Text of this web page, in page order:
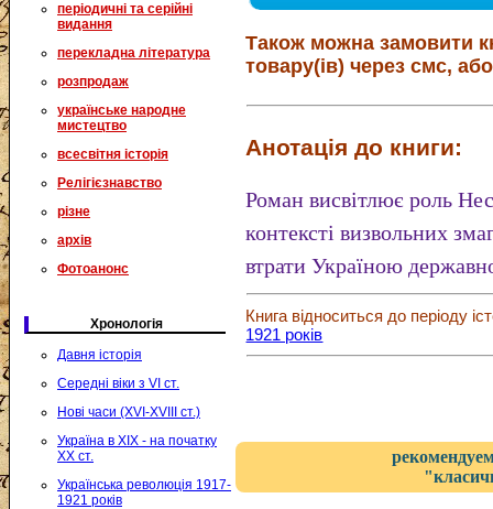
періодичні та серійні
видання
перекладна література
розпродаж
українське народне
мистецтво
всесвітня історія
Релігієзнавство
різне
архів
Фотоанонс
Хронологія
Давня історія
Середні віки з VI ст.
Нові часи (XVI-XVIII ст.)
Україна в XIX - на початку
XX ст.
Українська революція 1917-
1921 років
Також можна замовити
товару(ів) через смс,
Анотація до книги:
Роман висвітлює роль
контексті визвольних
втрати Україною
Книга відноситься до періоду
1921 років